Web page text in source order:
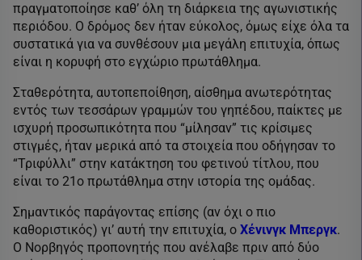
πραγματοποίησε καθ’ όλη τη διάρκεια της αγωνιστικής
περιόδου. Ο δρόμος δεν ήταν εύκολος, όμως είχε όλα τα
συστατικά για να συνθέσουν μια μεγάλη επιτυχία, όπως
είναι η κορυφή στο εγχώριο πρωτάθλημα.
Σταθερότητα, αυτοπεποίθηση, αίσθημα ανωτερότητας
εντός των τεσσάρων γραμμών του γηπέδου, παίκτες με
ισχυρή προσωπικότητα που “μίλησαν” τις κρίσιμες
στιγμές, ήταν μερικά από τα στοιχεία που οδήγησαν το
“Τριφύλλι” στην κατάκτηση του φετινού τίτλου, που
είναι το 21ο πρωτάθλημα στην ιστορία της ομάδας.
Σημαντικός παράγοντας επίσης (αν όχι ο πιο
καθοριστικός) γι’ αυτή την επιτυχία, ο Χένινγκ Μπεργκ.
Ο Νορβηγός προπονητής που ανέλαβε πριν από δύο